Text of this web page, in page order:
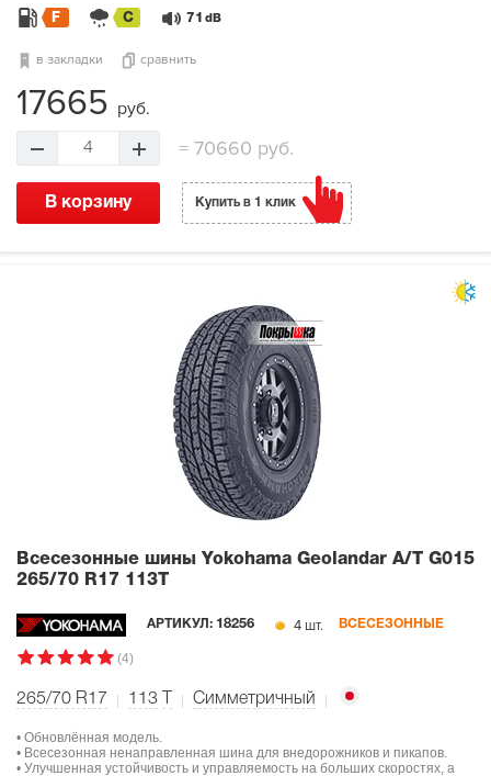
F C 71 dB
в закладки сравнить
17665 руб.
4 = 70660 руб.
В корзину Купить в 1 клик
Всесезонные шины Yokohama Geolandar A/T G015
265/70 R17 113T
АРТИКУЛ: 18256 4 шт. ВСЕСЕЗОННЫЕ
(4)
265/70 R17 113 Симметричный
• Обновлённая модель.
• Всесезонная ненаправленная шина для внедорожников и пикапов.
• Улучшенная устойчивость и управляемость на больших скоростях, а